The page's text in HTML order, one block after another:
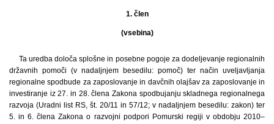
1. člen
(vsebina)
Ta uredba določa splošne in posebne pogoje za dodeljevanje regionalnih
državnih pomoči (v nadaljnjem besedilu: pomoč) ter način uveljavljanja
regionalne spodbude za zaposlovanje in davčnih olajšav za zaposlovanje in
investiranje iz 27. in 28. člena Zakona spodbujanju skladnega regionalnega
razvoja (Uradni list RS, št. 20/11 in 57/12; v nadaljnjem besedilu: zakon) ter
5. in 6. člena Zakona o razvojni podpori Pomurski regiji v obdobju 2010–